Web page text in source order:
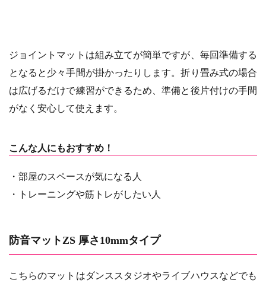
ジョイントマットは組み立てが簡単ですが、毎回準備する
となると少々手間が掛かったりします。折り畳み式の場合
は広げるだけで練習ができるため、準備と後片付けの手間
がなく安心して使えます。
こんな人にもおすすめ！
・部屋のスペースが気になる人
・トレーニングや筋トレがしたい人
防音マットZS 厚さ10mmタイプ
こちらのマットはダンススタジオやライブハウスなどでも